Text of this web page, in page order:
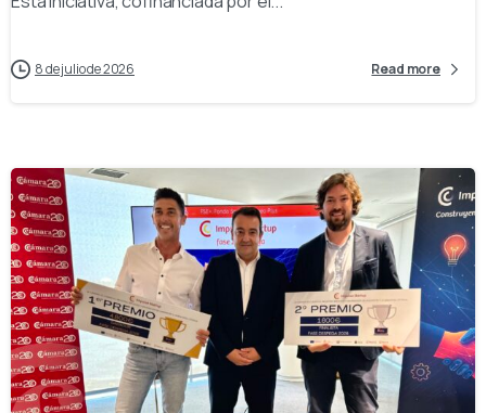
8 de julio de 2026 Read more